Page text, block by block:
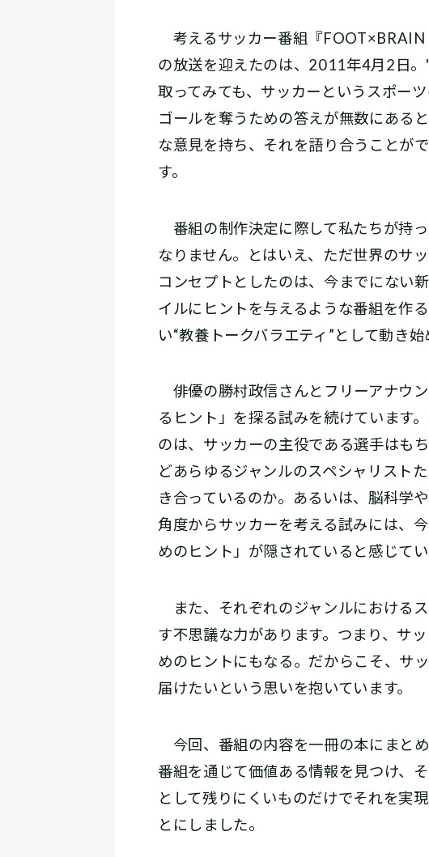
考えるサッカー番組『FOOT×BRAIN
の放送を迎えたのは、2011年4月2日
取ってみても、サッカーというスポー
ゴールを奪うための答えが無数にある
な意見を持ち、それを語り合うことが
す。
番組の制作決定に際して私たちが持
なりません。とはいえ、ただ世界のサ
コンセプトとしたのは、今までにない
イルにヒントを与えるような番組を作
い“教養トークバラエティ”として動き始
俳優の勝村政信さんとフリーアナウ
るヒント」を探る試みを続けています
のは、サッカーの主役である選手はも
どあらゆるジャンルのスペシャリスト
き合っているのか。あるいは、脳科学
角度からサッカーを考える試みには、
めのヒント」が隠されていると感じてい
また、それぞれのジャンルにおける
す不思議な力があります。つまり、サ
めのヒントにもなる。だからこそ、サ
届けたいという思いを抱いています。
今回、番組の内容を一冊の本にまと
番組を通じて価値ある情報を見つけ、
として残りにくいものだけでそれを実
とにしました。